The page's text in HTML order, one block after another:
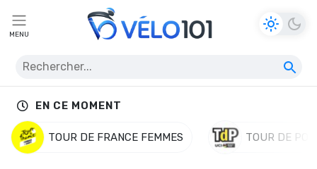
MENU
EN CE MOMENT
TOUR DE FRANCE FEMMES TOUR DE